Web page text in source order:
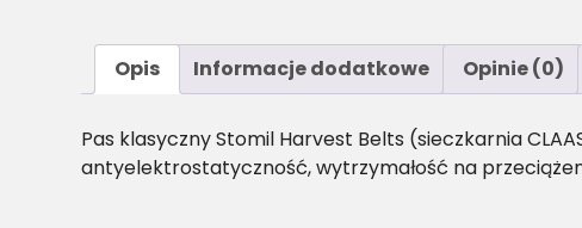
Opis Informacje dodatkowe Opinie (0)
Pas klasyczny Stomil Harvest Belts (sieczkarnia
antyelektrostatyczność, wytrzymałość na